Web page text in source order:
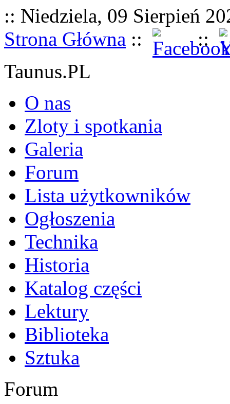
:: Niedziela, 09 Sierpień
Strona Główna ::
::
Taunus.PL
O nas
Zloty i spotkania
Galeria
Forum
Lista użytkowników
Ogłoszenia
Technika
Historia
Katalog części
Lektury
Biblioteka
Sztuka
Forum